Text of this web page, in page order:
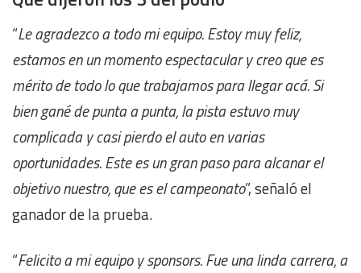
“Le agradezco a todo mi equipo. Estoy muy feliz,
estamos en un momento espectacular y creo que es
mérito de todo lo que trabajamos para llegar acá. Si
bien gané de punta a punta, la pista estuvo muy
complicada y casi pierdo el auto en varias
oportunidades. Este es un gran paso para alcanar el
objetivo nuestro, que es el campeonato”, señaló el
ganador de la prueba.
“Felicito a mi equipo y sponsors. Fue una linda carrera, a